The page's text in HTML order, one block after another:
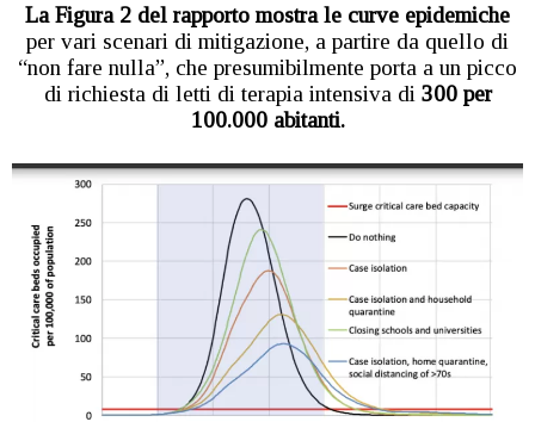
La Figura 2 del rapporto mostra le curve epidemiche
per vari scenari di mitigazione, a partire da quello di
“non fare nulla”, che presumibilmente porta a un picco
di richiesta di letti di terapia intensiva di 300 per
100.000 abitanti.